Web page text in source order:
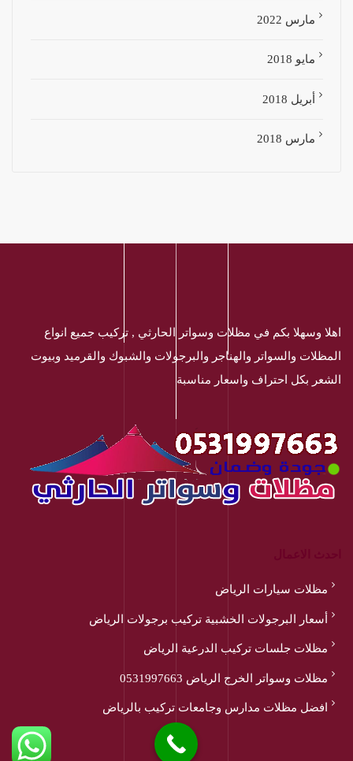
مارس 2022
مايو 2018
أبريل 2018
مارس 2018
اهلا وسهلا بكم في مظلات وسواتر الحارثي , تركيب جميع انواع
المظلات والسواتر والهناجر والبرجولات والشبوك والقرميد وبيوت
الشعر بكل احتراف واسعار مناسبة
مظلات سيارات الرياض
أسعار البرجولات الخشبية تركيب برجولات الرياض
مظلات جلسات تركيب الدرعية الرياض
مظلات وسواتر الخرج الرياض 0531997663
افضل مظلات مدارس وجامعات تركيب بالرياض